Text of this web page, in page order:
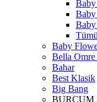
Baby
Bella
Bahar
Best Klasik
Big Bang
BURCUM